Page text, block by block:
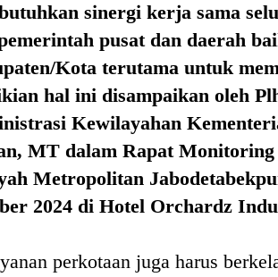
sinergi kerja sama
pusat dan daerah
Kota terutama untuk
hal ini disampaikan oleh
Kewilayahan
MT dalam Rapat
Metropolitan
2024 di Hotel Orchardz
perkotaan juga harus